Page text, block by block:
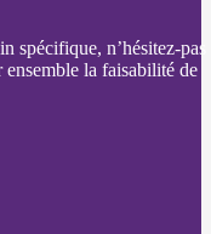
spécifique, n’hésitez-pas
ensemble la faisabilité de